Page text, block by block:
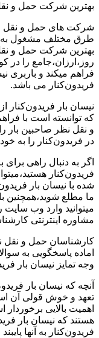
بهترین شرکت حمل و
شرکت های حمل و نقل
طرق مختلف مشغول به
بهترین شرکت حمل و
روز،ارزان،جامع را در
فراهم میکند و باربری
فریدون‌کنار می باشد.
نیسان بار فریدون‌کنار
که توانسته است با
و نقل نظر صاحبین بار
در فریدون‌کنار را به
اگر به دنبال راهی برای
فریدون‌کنار
شده با نیسان بار
ما مطلع شوید،همچنین
میتوانید وارد وب
مشاوره اینترنتی
کارشناسان حمل و نقل
اماده پاسخگویی به
وجه تمایز نیسان بار
آنچه که نیسان بار
تعهد و خوش قولی آن
اهمیت بالایی برخوردار
هستند که نیسان بار
فریدون‌کنار به آنها